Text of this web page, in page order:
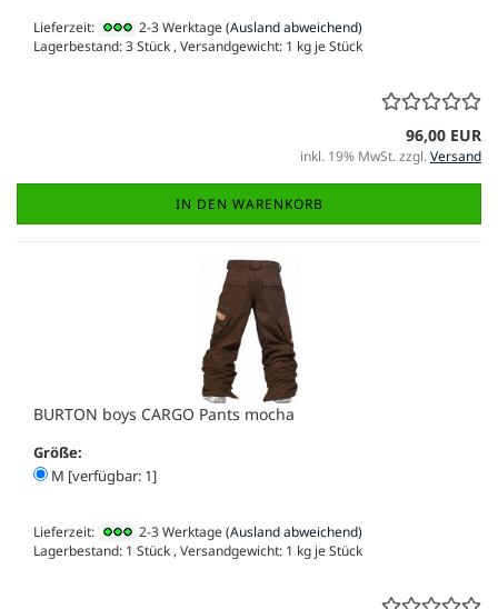
Lieferzeit: 2-3 Werktage(Ausland abweichend)
Lagerbestand: 3 Stück , Versandgewicht: 1 kg je Stück
96,00 EUR
inkl. 19% MwSt. zzgl.Versand
IN DEN WARENKORB
BURTON boys CARGO Pants mocha
Größe:
M [verfügbar: 1]
Lieferzeit: 2-3 Werktage(Ausland abweichend)
Lagerbestand: 1 Stück , Versandgewicht: 1 kg je Stück